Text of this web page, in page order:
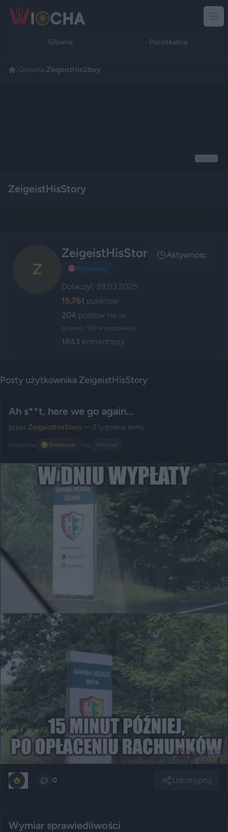
Główna Poczekalnia
Główna ZeigeistHisStory
ZeigeistHisStory
Z
ZeigeistHisStory
🎯Wyjadacz
Dolaczyl: 29.03.2025
15,761 punktow
204 postow (96 na
glownej, 108 w poczekalni)
1843 komentarzy
Aktywnosc
Posty użytkownika ZeigeistHisStory
Ah s**t, here we go again...
przez ZeigeistHisStory— 2 tygodnie temu
Kategoria: 😂Śmieszne Tagi: #humor
0 Udostępnij
Wymiar sprawiedliwości